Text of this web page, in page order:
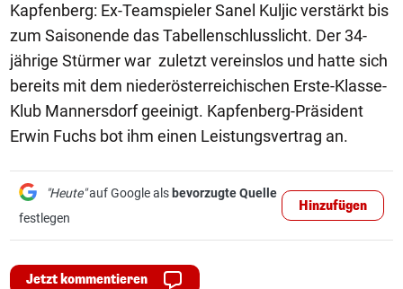
Kapfenberg: Ex-Teamspieler Sanel Kuljic verstärkt bis
zum Saisonende das Tabellenschlusslicht. Der 34-
jährige Stürmer war zuletzt vereinslos und hatte sich
bereits mit dem niederösterreichischen Erste-Klasse-
Klub Mannersdorf geeinigt. Kapfenberg-Präsident
Erwin Fuchs bot ihm einen Leistungsvertrag an.
"Heute"auf Google als bevorzugte Quelle
festlegen
Hinzufügen
Jetzt kommentieren